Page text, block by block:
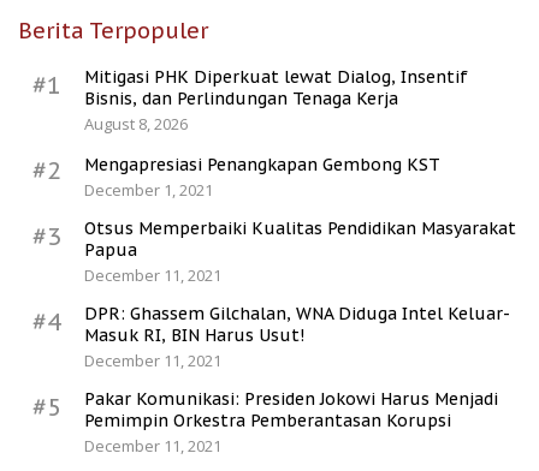
Berita Terpopuler
#1
Mitigasi PHK Diperkuat lewat Dialog, Insentif
Bisnis, dan Perlindungan Tenaga Kerja
August 8, 2026
#2
Mengapresiasi Penangkapan Gembong KST
December 1, 2021
#3
Otsus Memperbaiki Kualitas Pendidikan Masyarakat
Papua
December 11, 2021
#4
DPR: Ghassem Gilchalan, WNA Diduga Intel Keluar-
Masuk RI, BIN Harus Usut!
December 11, 2021
#5
Pakar Komunikasi: Presiden Jokowi Harus Menjadi
Pemimpin Orkestra Pemberantasan Korupsi
December 11, 2021